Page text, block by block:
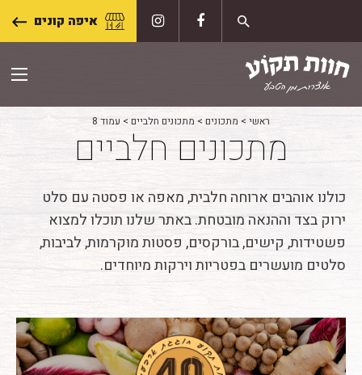
content
איפה קונים
ראשי > מתכונים > מתכונים חלביים > עמוד 8
מתכונים חלביים
כולנו אוהבים ארוחה חלבית, מאפה או פסטה עם סלט
ירוק בצד וההנאה מובטחת. באתר שלנו תוכלו למצוא
פשטידות, קישים, בורקסים, פסטות מוקרמות, לביבות,
סלטים מועשרים בפטריות וירקות מיוחדים.